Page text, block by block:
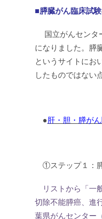
■膵臓がん臨床試
国立がんセンタ
になりました。膵
というサイトにお
したものではない
●肝・胆・膵が
①ステップ１：
リストから「一
切除不能膵癌、進
葉県がんセンター